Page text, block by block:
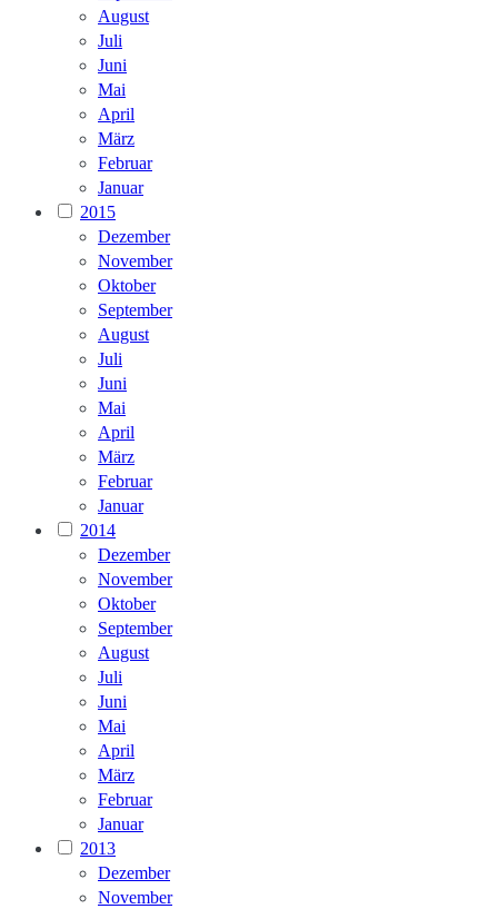
August
Juli
Juni
Mai
April
März
Februar
Januar
2015
Dezember
November
Oktober
September
August
Juli
Juni
Mai
April
März
Februar
Januar
2014
Dezember
November
Oktober
September
August
Juli
Juni
Mai
April
März
Februar
Januar
2013
Dezember
November